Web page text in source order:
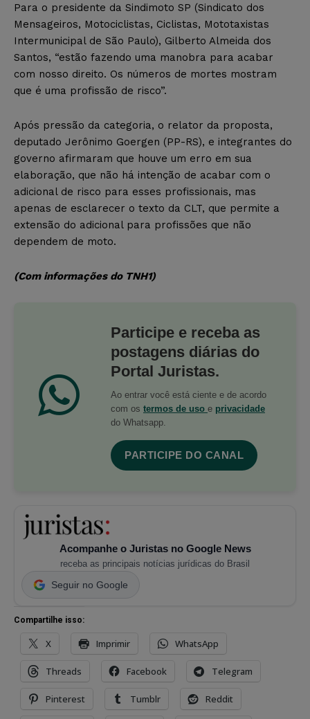
Para o presidente da Sindimoto SP (Sindicato dos
Mensageiros, Motociclistas, Ciclistas, Mototaxistas
Intermunicipal de São Paulo), Gilberto Almeida dos
Santos, “estão fazendo uma manobra para acabar
com nosso direito. Os números de mortes mostram
que é uma profissão de risco”.
Após pressão da categoria, o relator da proposta,
deputado Jerônimo Goergen (PP-RS), e integrantes do
governo afirmaram que houve um erro em sua
elaboração, que não há intenção de acabar com o
adicional de risco para esses profissionais, mas
apenas de esclarecer o texto da CLT, que permite a
extensão do adicional para profissões que não
dependem de moto.
(Com informações do TNH1)
Participe e receba as
postagens diárias do
Portal Juristas.
Ao entrar você está ciente e de acordo
com os termos de uso e privacidade
do Whatsapp.
PARTICIPE DO CANAL
Acompanhe o Juristas no Google News
receba as principais notícias jurídicas do Brasil
Seguir no Google
Compartilhe isso:
X Imprimir WhatsApp
Threads Facebook Telegram
Pinterest Tumblr Reddit